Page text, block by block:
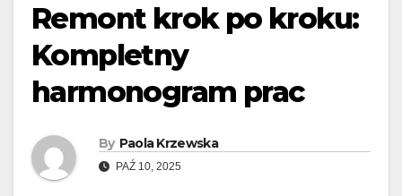
Remont krok po kroku:
Kompletny
harmonogram prac
By Paola Krzewska
PAŹ 10, 2025